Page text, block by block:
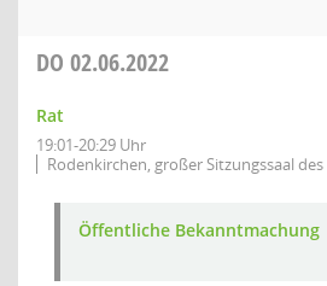
DO 02.06.2022
Rat
19:01-20:29 Uhr
Rodenkirchen, großer Sitzungssaal
Öffentliche Bekanntmachung